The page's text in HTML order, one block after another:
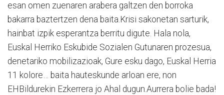
esan omen zuenaren arabera galtzen den borroka
bakarra baztertzen dena baita.Krisi sakonetan sarturik,
hainbat izpik esperantza berritu digute. Hala nola,
Euskal Herriko Eskubide Sozialen Gutunaren prozesua,
denetariko mobilizazioak, Gure esku dago, Euskal Herria
11 kolore… baita hauteskunde arloan ere, non
EHBildurekin Ezkerrera jo Ahal dugun.Aurrera bolie bada!